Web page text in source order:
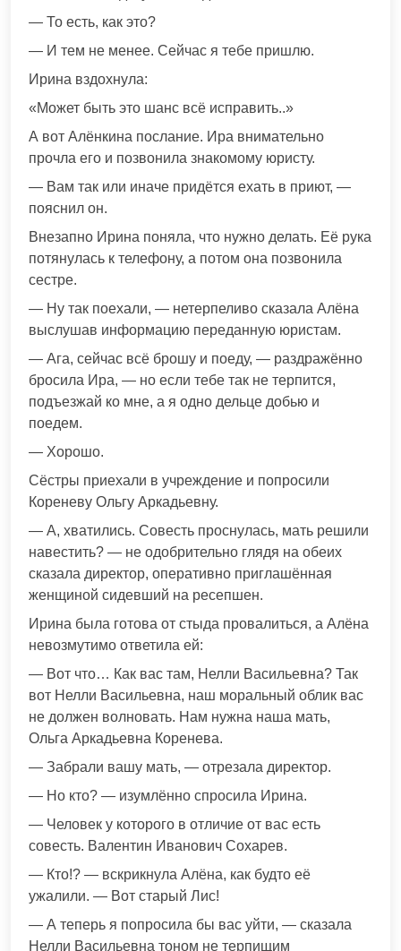
— То есть, как это?
— И тем не менее. Сейчас я тебе пришлю.
Ирина вздохнула:
«Может быть это шанс всё исправить..»
А вот Алёнкина послание. Ира внимательно
прочла его и позвонила знакомому юристу.
— Вам так или иначе придётся ехать в приют, —
пояснил он.
Внезапно Ирина поняла, что нужно делать. Её рука
потянулась к телефону, а потом она позвонила
сестре.
— Ну так поехали, — нетерпеливо сказала Алёна
выслушав информацию переданную юристам.
— Ага, сейчас всё брошу и поеду, — раздражённо
бросила Ира, — но если тебе так не терпится,
подъезжай ко мне, а я одно дельце добью и
поедем.
— Хорошо.
Сёстры приехали в учреждение и попросили
Кореневу Ольгу Аркадьевну.
— А, хватились. Совесть проснулась, мать решили
навестить? — не одобрительно глядя на обеих
сказала директор, оперативно приглашённая
женщиной сидевший на ресепшен.
Ирина была готова от стыда провалиться, а Алёна
невозмутимо ответила ей:
— Вот что… Как вас там, Нелли Васильевна? Так
вот Нелли Васильевна, наш моральный облик вас
не должен волновать. Нам нужна наша мать,
Ольга Аркадьевна Коренева.
— Забрали вашу мать, — отрезала директор.
— Но кто? — изумлённо спросила Ирина.
— Человек у которого в отличие от вас есть
совесть. Валентин Иванович Сохарев.
— Кто!? — вскрикнула Алёна, как будто её
ужалили. — Вот старый Лис!
— А теперь я попросила бы вас уйти, — сказала
Нелли Васильевна тоном не терпищим